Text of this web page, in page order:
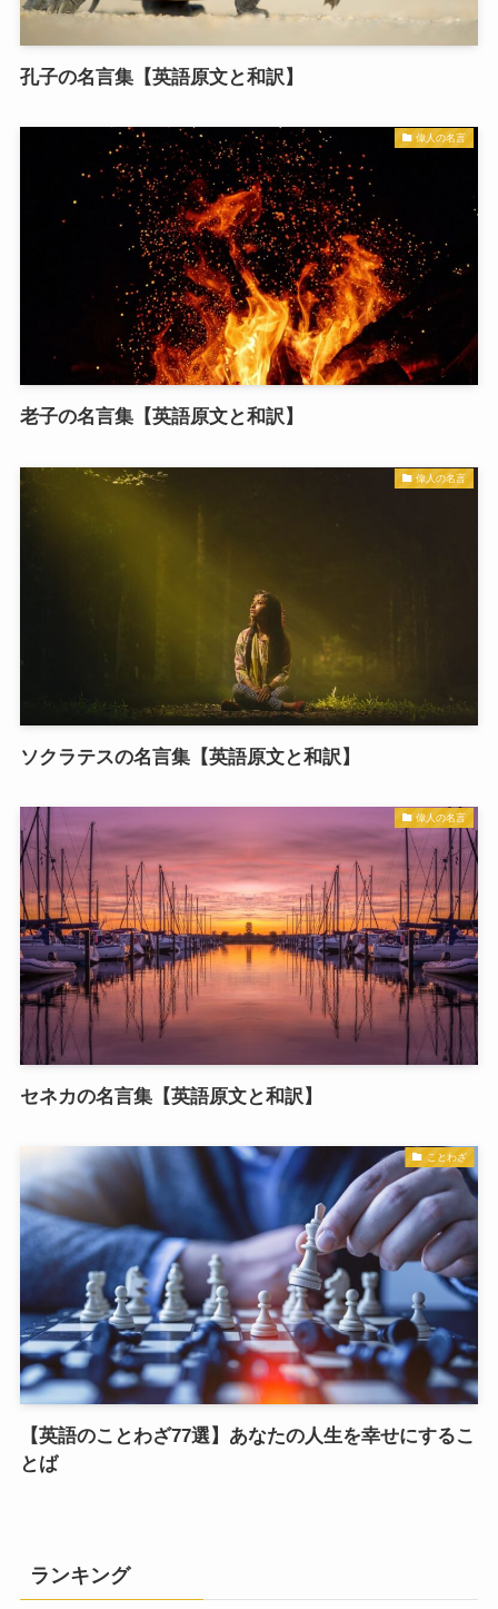
孔子の名言集【英語原文と和訳】
偉人の名言
老子の名言集【英語原文と和訳】
偉人の名言
ソクラテスの名言集【英語原文と和訳】
偉人の名言
セネカの名言集【英語原文と和訳】
ことわざ
【英語のことわざ77選】あなたの人生を幸せにするこ
とば
ランキング